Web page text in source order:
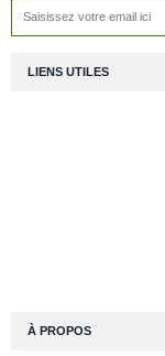
LIENS UTILES
À PROPOS